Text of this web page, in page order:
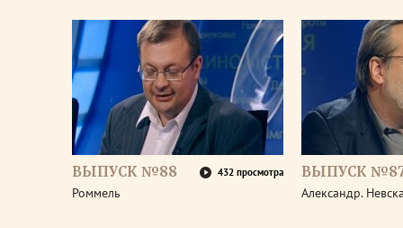
ВЫПУСК №88 432 просмотра
Роммель
ВЫПУСК
Александр.